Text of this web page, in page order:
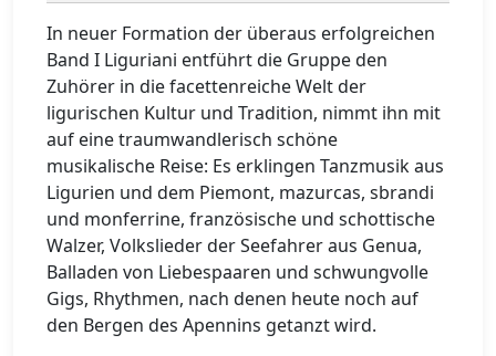
In neuer Formation der überaus erfolgreichen
Band I Liguriani entführt die Gruppe den
Zuhörer in die facettenreiche Welt der
ligurischen Kultur und Tradition, nimmt ihn mit
auf eine traumwandlerisch schöne
musikalische Reise: Es erklingen Tanzmusik aus
Ligurien und dem Piemont, mazurcas, sbrandi
und monferrine, französische und schottische
Walzer, Volkslieder der Seefahrer aus Genua,
Balladen von Liebespaaren und schwungvolle
Gigs, Rhythmen, nach denen heute noch auf
den Bergen des Apennins getanzt wird.